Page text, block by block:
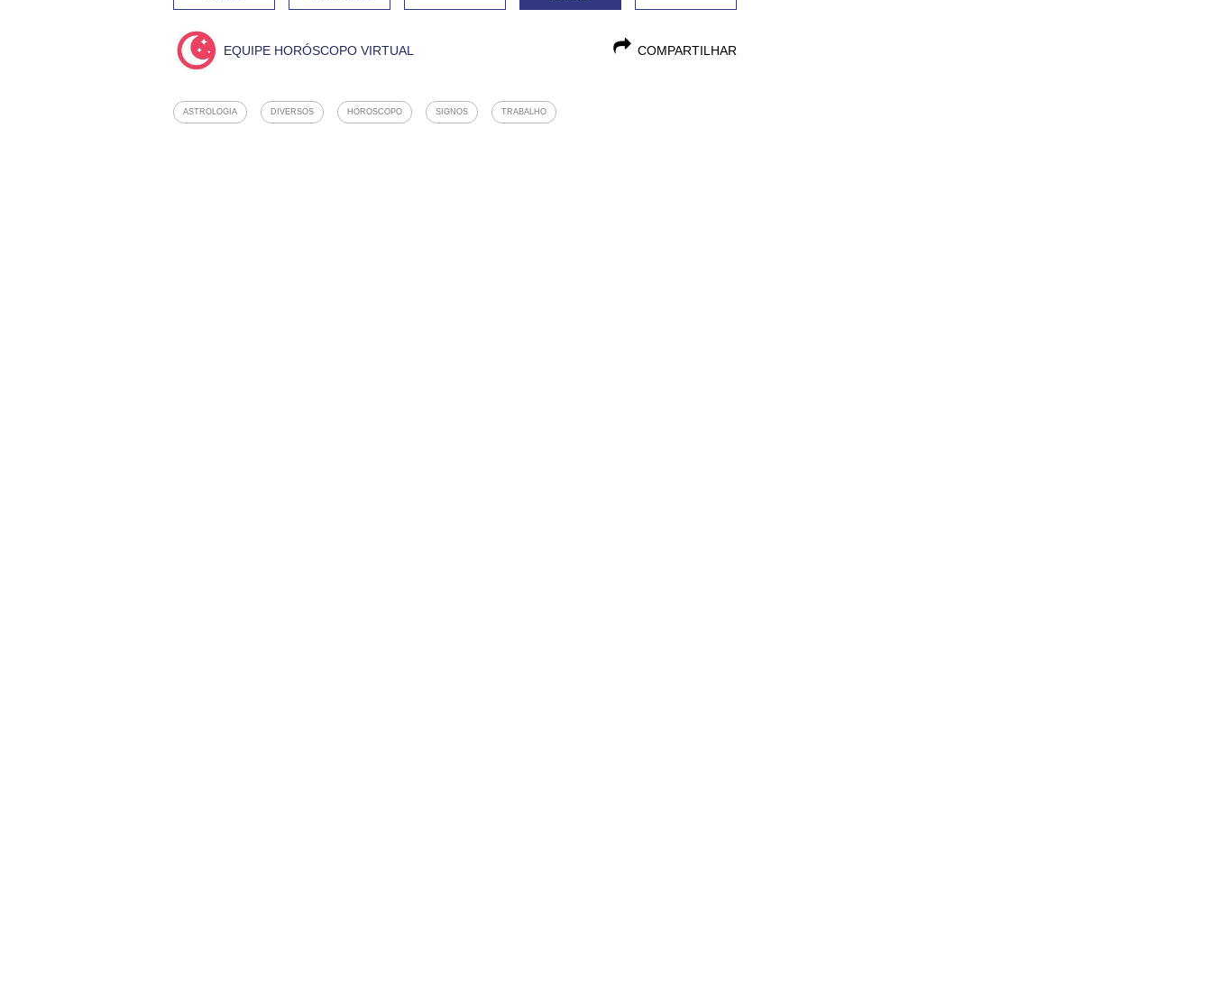
COMPARTILHAR
EQUIPE HORÓSCOPO VIRTUAL
ASTROLOGIA DIVERSOS HOROSCOPO SIGNOS TRABALHO